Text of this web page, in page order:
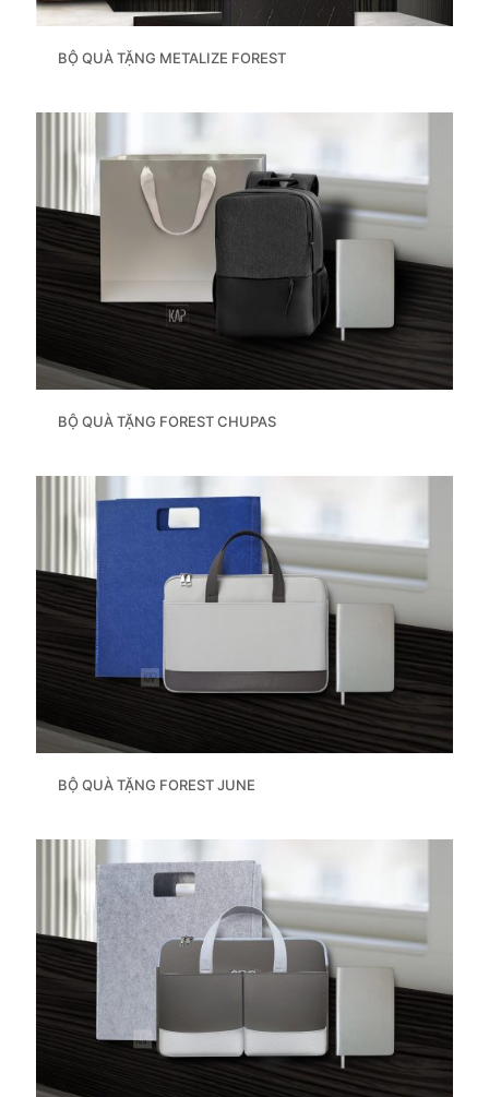
BỘ QUÀ TẶNG METALIZE FOREST
BỘ QUÀ TẶNG FOREST CHUPAS
BỘ QUÀ TẶNG FOREST JUNE